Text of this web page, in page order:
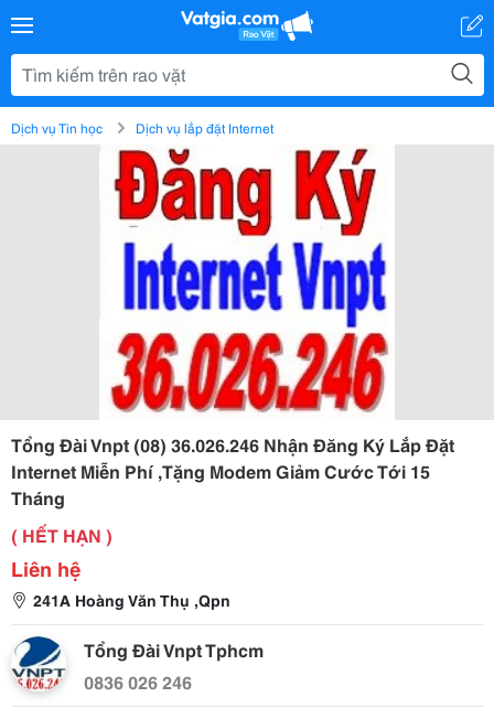
Dịch vụ Tin học Dịch vụ lắp đặt Internet
Tổng Đài Vnpt (08) 36.026.246 Nhận Đăng Ký Lắp Đặt
Internet Miễn Phí ,Tặng Modem Giảm Cước Tới 15
Tháng
( HẾT HẠN )
Liên hệ
241A Hoàng Văn Thụ ,Qpn
Tổng Đài Vnpt Tphcm
0836 026 246